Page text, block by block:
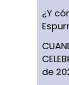
¿Y
de